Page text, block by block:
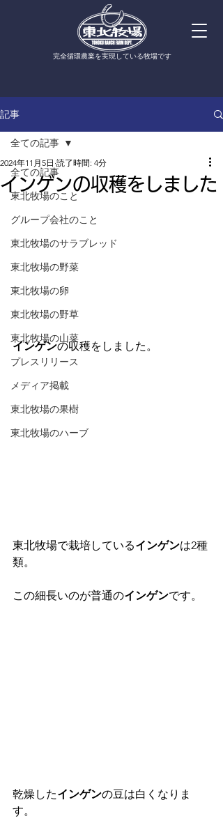
​完全循環農業を実現している牧場です
記事
全ての記事
東北牧場のこと
グループ会社のこと
東北牧場のサラブレッド
東北牧場の野菜
東北牧場の卵
東北牧場の野草
東北牧場の山菜
プレスリリース
メディア掲載
東北牧場の果樹
東北牧場のハーブ
全ての記事
インゲンの収穫をしました
2024年11月5日 読了時間: 4分
インゲンの収穫をしました。
東北牧場で栽培しているインゲンは2種
類。
この細長いのが普通のインゲンです。
乾燥したインゲンの豆は白くなりま
す。